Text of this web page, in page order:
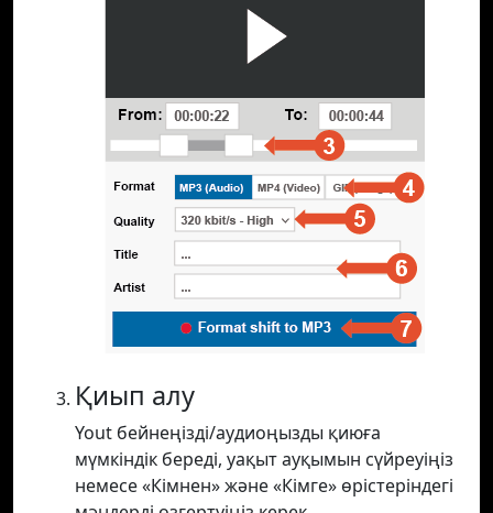
Қиып алу
Yout бейнеңізді/аудиоңызды қиюға
мүмкіндік береді, уақыт ауқымын сүйреуіңіз
немесе «Кімнен» және «Кімге» өрістеріндегі